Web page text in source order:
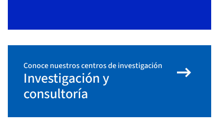
Conoce nuestros centros de investigación
Investigación y
consultoría
arrow_right_alt